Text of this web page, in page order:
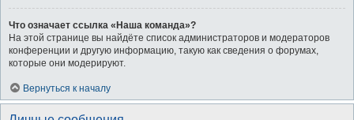
Что означает ссылка «Наша команда»?
На этой странице вы найдёте список администраторов и модераторов
конференции и другую информацию, такую как сведения о форумах,
которые они модерируют.
Вернуться к началу